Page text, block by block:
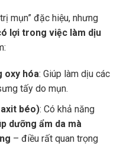
mụn” đặc hiệu, nhưng
lợi trong việc làm dịu
oxy hóa: Giúp làm dịu các
tấy do mụn.
béo): Có khả năng
dưỡng ẩm da mà
– điều rất quan trọng